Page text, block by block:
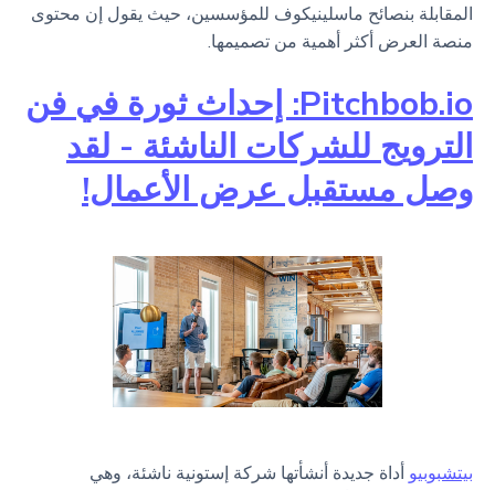
المقابلة بنصائح ماسلينيكوف للمؤسسين، حيث يقول إن محتوى
منصة العرض أكثر أهمية من تصميمها.
Pitchbob.io: إحداث ثورة في فن
الترويج للشركات الناشئة - لقد
وصل مستقبل عرض الأعمال!
بيتشبوبيو أداة جديدة أنشأتها شركة إستونية ناشئة، وهي